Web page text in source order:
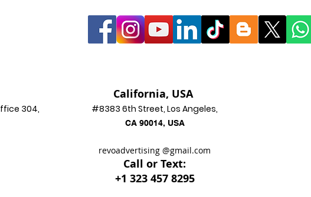
304,
California, USA
#8383 6th Street, Los Angeles,
CA 90014, USA
revoadvertising @gmail.com
Call or Text:
+1 323 457 8295